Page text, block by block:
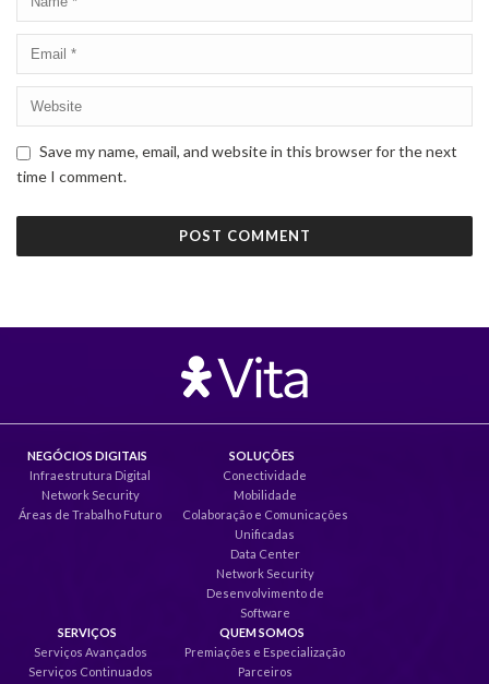
Save my name, email, and website in this browser for the next
time I comment.
NEGÓCIOS DIGITAIS
Infraestrutura Digital
Network Security
Áreas de Trabalho Futuro
SOLUÇÕES
Conectividade
Mobilidade
Colaboração e Comunicações
Unificadas
Data Center
Network Security
Desenvolvimento de
Software
SERVIÇOS
Serviços Avançados
Serviços Continuados
QUEM SOMOS
Premiações e Especialização
Parceiros